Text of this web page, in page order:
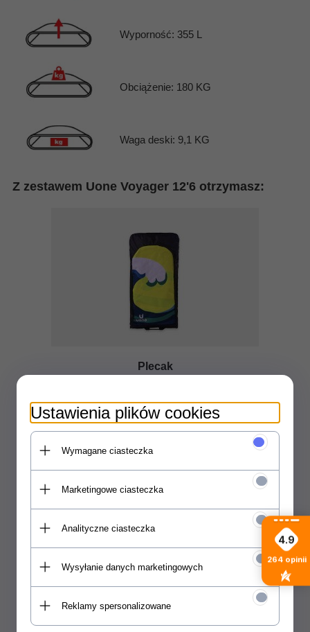
Wyporność: 355 L
Obciążenie: 180 KG
Waga deski: 9,1 KG
Z zestawem Uone Voyager 12'6 otrzymasz:
Plecak
pompkę, wiosło, stateczniki. Plecak
wyposażony jest w kółka do łatwiejszego
Pompka
Ustawienia plików cookies
Wymagane ciasteczka
Marketingowe ciasteczka
Analityczne ciasteczka
Wysyłanie danych marketingowych
Reklamy spersonalizowane
4.9
264 opinii